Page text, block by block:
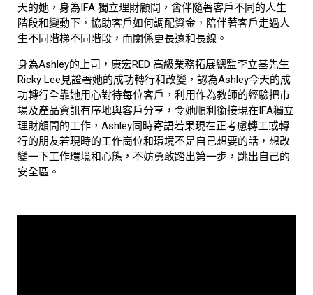
天的她，身為IFA 獨立理財顧問，會伴隨著客戶不同的人生
階段和變動下，協助客戶如何調配資金，陪伴著客戶走過人
生不同階梯不同階段，而關係更長遠和長線。
身為Ashley的上司，康宏RED 高級業務拓展總監李立基先生
Ricky Lee見證著她的成功轉行和改變，認為Ashley今天的成
功轉行全靠她用心對待每位客戶，利用作為教師的經驗把市
場及產品資訊有序地與客戶分享，令她順利銜接現在IFA獨立
理財顧問的工作，Ashley同時寄語若果現在正考慮轉工或轉
行的朋友若現時的工作崗位和環境不是自己想要的話，想改
變一下工作環境和心態，不妨勇敢踏出第一步，跳出自己的
安全區。